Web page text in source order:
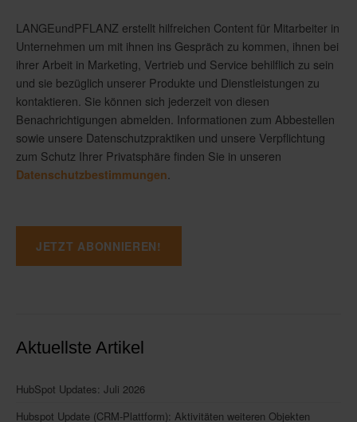
LANGEundPFLANZ erstellt hilfreichen Content für Mitarbeiter in
Unternehmen um mit ihnen ins Gespräch zu kommen, ihnen bei
ihrer Arbeit in Marketing, Vertrieb und Service behilflich zu sein
und sie bezüglich unserer Produkte und Dienstleistungen zu
kontaktieren. Sie können sich jederzeit von diesen
Benachrichtigungen abmelden. Informationen zum Abbestellen
sowie unsere Datenschutzpraktiken und unsere Verpflichtung
zum Schutz Ihrer Privatsphäre finden Sie in unseren
Datenschutzbestimmungen
Aktuellste Artikel
HubSpot Updates: Juli 2026
Hubspot Update (CRM-Plattform): Aktivitäten weiteren Objekten